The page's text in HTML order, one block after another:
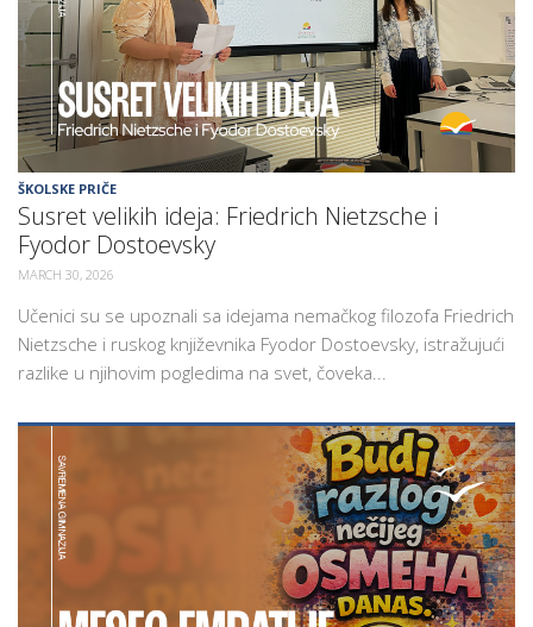
ŠKOLSKE PRIČE
Susret velikih ideja: Friedrich Nietzsche i
Fyodor Dostoevsky
MARCH 30, 2026
Učenici su se upoznali sa idejama nemačkog filozofa Friedrich
Nietzsche i ruskog književnika Fyodor Dostoevsky, istražujući
razlike u njihovim pogledima na svet, čoveka...